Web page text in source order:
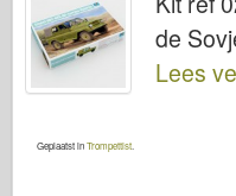
de
Lees
Geplaatst inTrompettist